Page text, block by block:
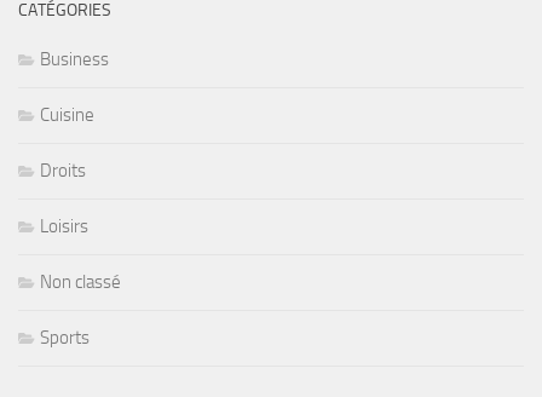
CATÉGORIES
Business
Cuisine
Droits
Loisirs
Non classé
Sports